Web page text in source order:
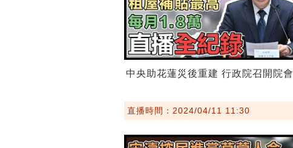
中央助花蓮災後重建 行政院召開院會
直播時間：2024/04/11 11:30